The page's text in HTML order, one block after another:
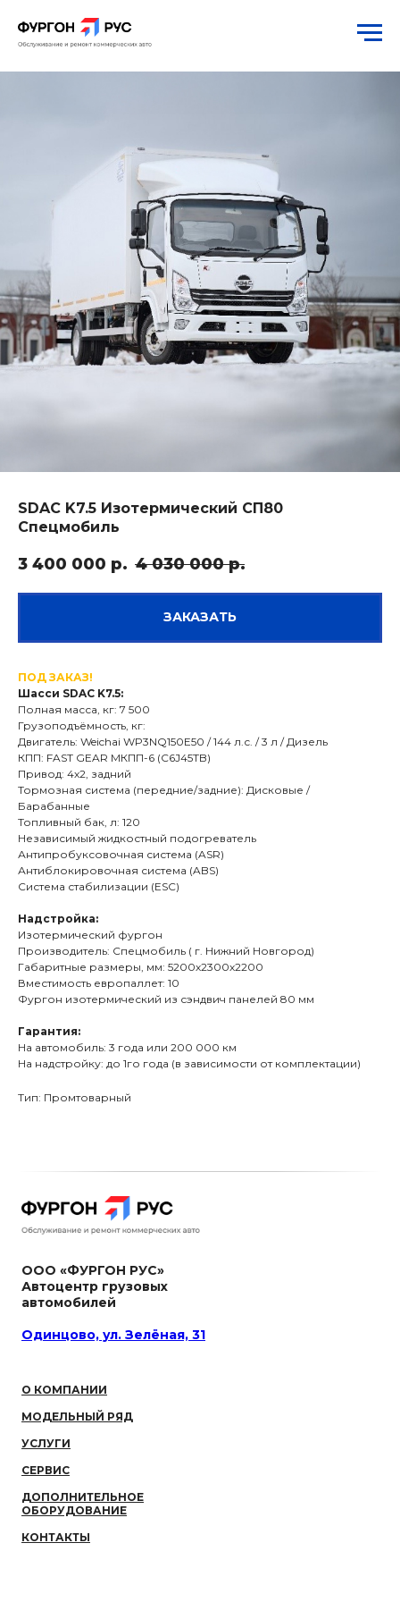
SDAC K7.5 Изотермический СП80
Спецмобиль
3 400 000 р. 4 030 000 р.
ЗАКАЗАТЬ
ПОД ЗАКАЗ!
Шасси SDAC K7.5:
Полная масса, кг: 7 500
Грузоподъёмность, кг:
Двигатель: Weichai WP3NQ150E50 / 144 л.с. / 3 л / Дизель
КПП: FAST GEAR МКПП-6 (C6J45TB)
Привод: 4х2, задний
Тормозная система (передние/задние): Дисковые /
Барабанные
Топливный бак, л: 120
Независимый жидкостный подогреватель
Антипробуксовочная система (ASR)
Антиблокировочная система (ABS)
Система стабилизации (ESC)
Надстройка:
Изотермический фургон
Производитель: Спецмобиль ( г. Нижний Новгород)
Габаритные размеры, мм: 5200х2300х2200
Вместимость европаллет: 10
Фургон изотермический из сэндвич панелей 80 мм
Гарантия:
На автомобиль: 3 года или 200 000 км
На надстройку: до 1го года (в зависимости от комплектации)
Тип: Промтоварный
ООО «ФУРГОН РУС»
Автоцентр грузовых
автомобилей
Одинцово, ул. Зелёная, 31
О КОМПАНИИ
МОДЕЛЬНЫЙ РЯД
УСЛУГИ
СЕРВИС
ДОПОЛНИТЕЛЬНОЕ
ОБОРУДОВАНИЕ
КОНТАКТЫ